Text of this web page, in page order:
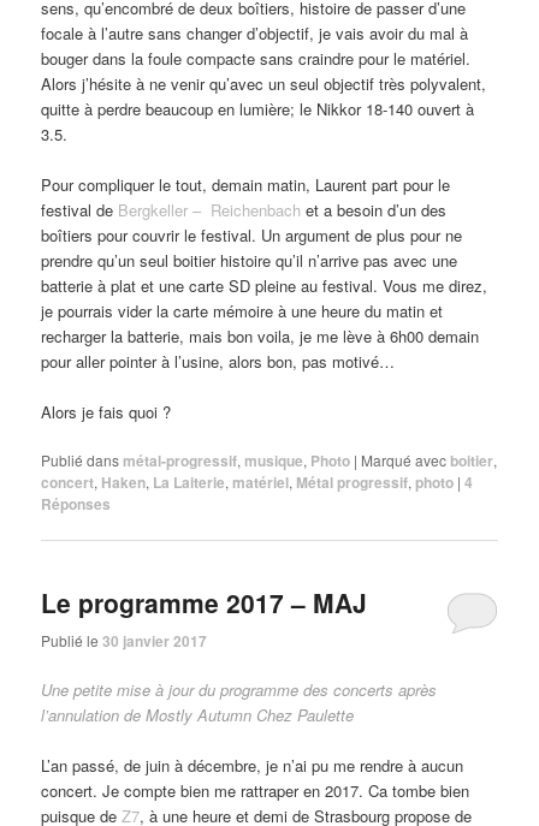
sens, qu’encombré de deux boîtiers, histoire de passer d’une
focale à l’autre sans changer d’objectif, je vais avoir du mal à
bouger dans la foule compacte sans craindre pour le matériel.
Alors j’hésite à ne venir qu’avec un seul objectif très polyvalent,
quitte à perdre beaucoup en lumière; le Nikkor 18-140 ouvert à
3.5.
Pour compliquer le tout, demain matin, Laurent part pour le
festival de Bergkeller – Reichenbach et a besoin d’un des
boîtiers pour couvrir le festival. Un argument de plus pour ne
prendre qu’un seul boitier histoire qu’il n’arrive pas avec une
batterie à plat et une carte SD pleine au festival. Vous me direz,
je pourrais vider la carte mémoire à une heure du matin et
recharger la batterie, mais bon voila, je me lève à 6h00 demain
pour aller pointer à l’usine, alors bon, pas motivé…
Alors je fais quoi ?
Publié dans métal-progressif, musique, Photo | Marqué avec boitier,
concert, Haken, La Laiterie, matériel, Métal progressif, photo |4
Réponses
Le programme 2017 – MAJ
Publié le30 janvier 2017
Une petite mise à jour du programme des concerts après
l’annulation de Mostly Autumn Chez Paulette
L’an passé, de juin à décembre, je n’ai pu me rendre à aucun
concert. Je compte bien me rattraper en 2017. Ca tombe bien
puisque deZ7, à une heure et demi de Strasbourg propose de